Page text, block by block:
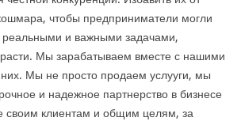
чтобы предприниматели могли
реальными и важными задачами,
Мы зарабатываем вместе с нашими
Мы не просто продаем услууги, мы
и надежное партнерство в бизнесе
своим клиентам и общим целям, за